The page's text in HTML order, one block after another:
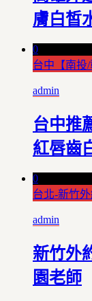
膚白皙
0
台中【南投
admin
台中推
紅唇齒
0
台北-新竹
admin
新竹外
園老師